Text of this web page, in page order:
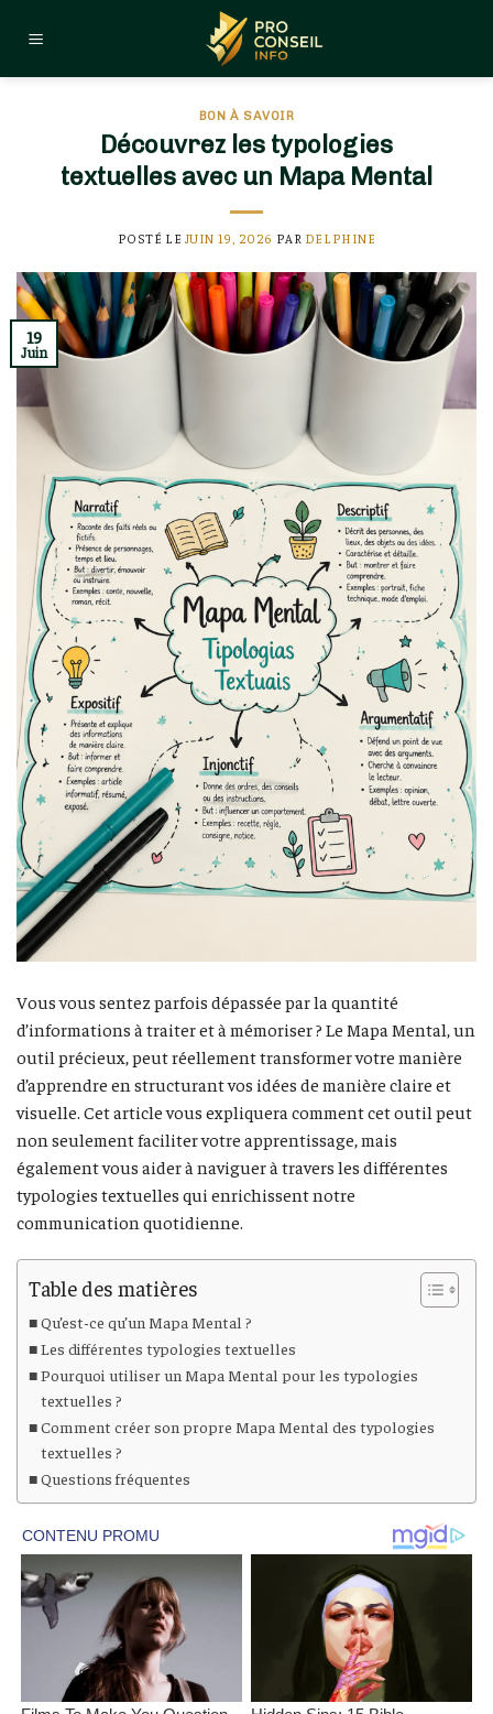
BON À SAVOIR
Découvrez les typologies
textuelles avec un Mapa Mental
POSTÉ LE JUIN 19, 2026 PAR DELPHINE
19
Juin
Vous vous sentez parfois dépassée par la quantité
d’informations à traiter et à mémoriser ? Le Mapa Mental, un
outil précieux, peut réellement transformer votre manière
d’apprendre en structurant vos idées de manière claire et
visuelle. Cet article vous expliquera comment cet outil peut
non seulement faciliter votre apprentissage, mais
également vous aider à naviguer à travers les différentes
typologies textuelles qui enrichissent notre
communication quotidienne.
Table des matières
Qu’est-ce qu’un Mapa Mental ?
Les différentes typologies textuelles
Pourquoi utiliser un Mapa Mental pour les typologies
textuelles ?
Comment créer son propre Mapa Mental des typologies
textuelles ?
Questions fréquentes